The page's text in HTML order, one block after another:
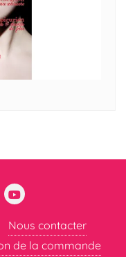
Nous contacter
de la commande